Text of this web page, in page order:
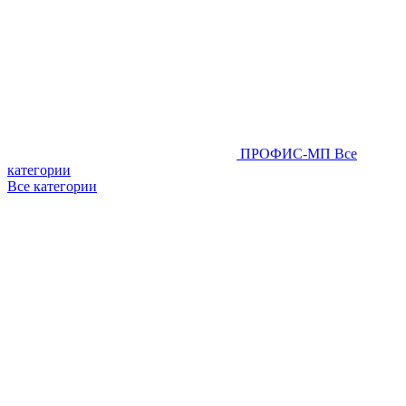
ПРОФИС-МП Все
категории
Все категории